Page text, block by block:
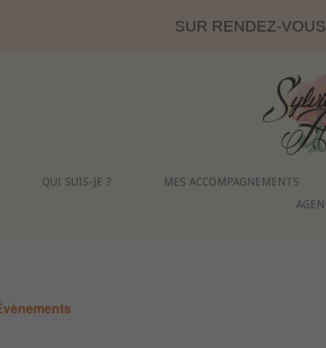
SUR RENDEZ-
Home
QUI SUIS-JE ? MES ACCOMPAGNEMENTS